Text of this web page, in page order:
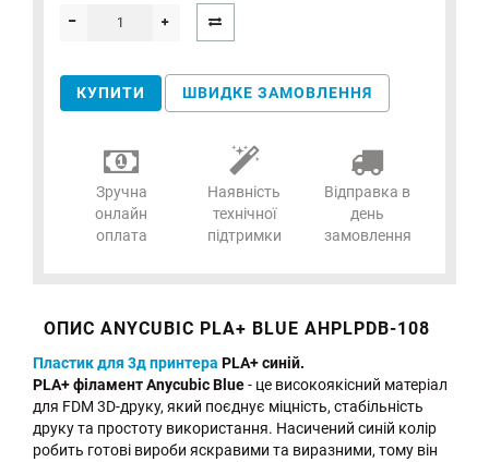
КУПИТИ ШВИДКЕ ЗАМОВЛЕННЯ
Зручна
онлайн
оплата
Наявність
технічної
підтримки
Відправка в
день
замовлення
ОПИС ANYCUBIC PLA+ BLUE AHPLPDB-108
Пластик для 3д принтера PLA+ синій.
PLA+ філамент Anycubic Blue- це високоякісний матеріал
для FDM 3D-друку, який поєднує міцність, стабільність
друку та простоту використання. Насичений синій колір
робить готові вироби яскравими та виразними, тому він